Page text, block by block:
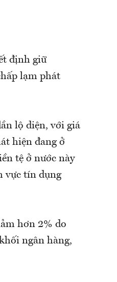
định giữ
lạm phát
lộ diện, với giá
hiện đang ở
tệ ở nước này
vực tín dụng
hơn 2% do
ngân hàng,